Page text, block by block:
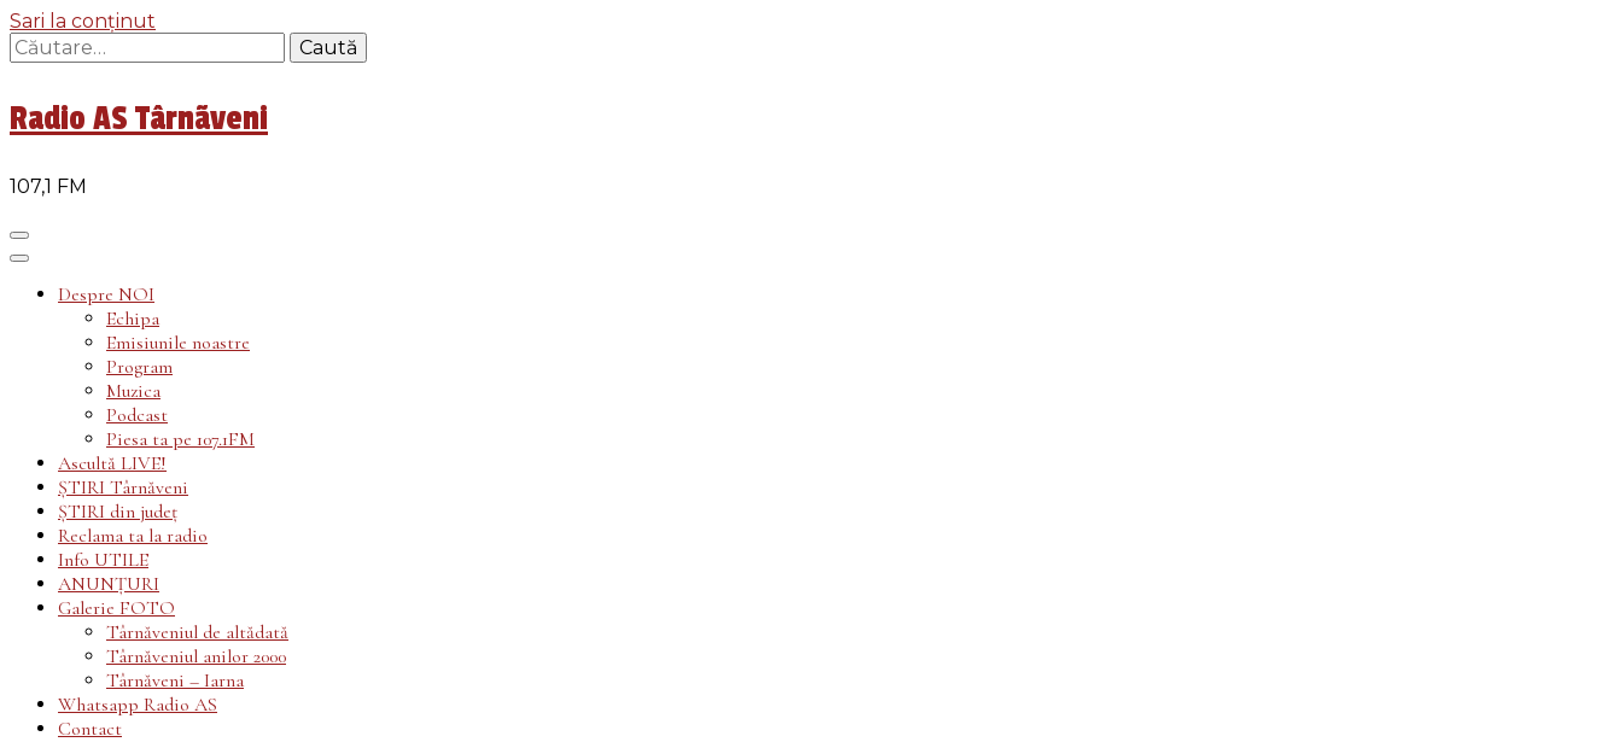
Sari la conținut
Caută
după:
Radio AS Târnãveni
107,1 FM
Despre NOI
Echipa
Emisiunile noastre
Program
Muzica
Podcast
Piesa ta pe 107.1FM
Ascultă LIVE!
ȘTIRI Târnăveni
ȘTIRI din județ
Reclama ta la radio
Info UTILE
ANUNȚURI
Galerie FOTO
Târnăveniul de altădată
Târnăveniul anilor 2000
Târnăveni – Iarna
Whatsapp Radio AS
Contact